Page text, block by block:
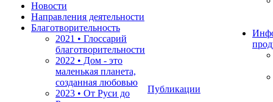
Новости
Направления деятельности
Благотворительность
2021 • Глоссарий
благотворительности
2022 • Дом - это
маленькая планета,
созданная любовью
2023 • От Руси до
Публикации